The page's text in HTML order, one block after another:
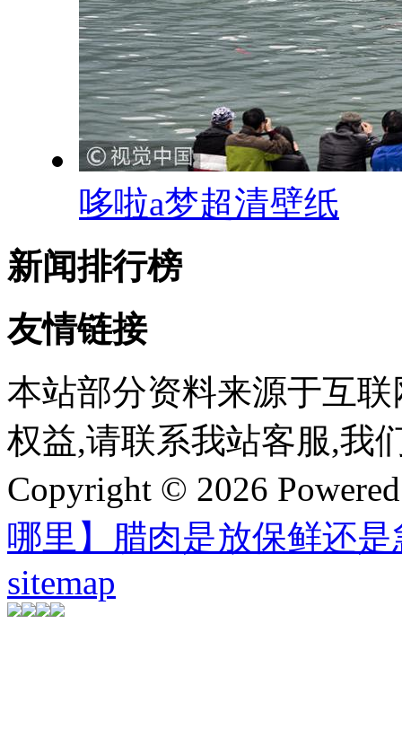
哆啦a梦超清壁纸
新闻排行榜
友情链接
本站部分资料来源于互
权益,请联系我站客服,我
Copyright © 2026
哪里】腊肉是放保鲜还是
sitemap